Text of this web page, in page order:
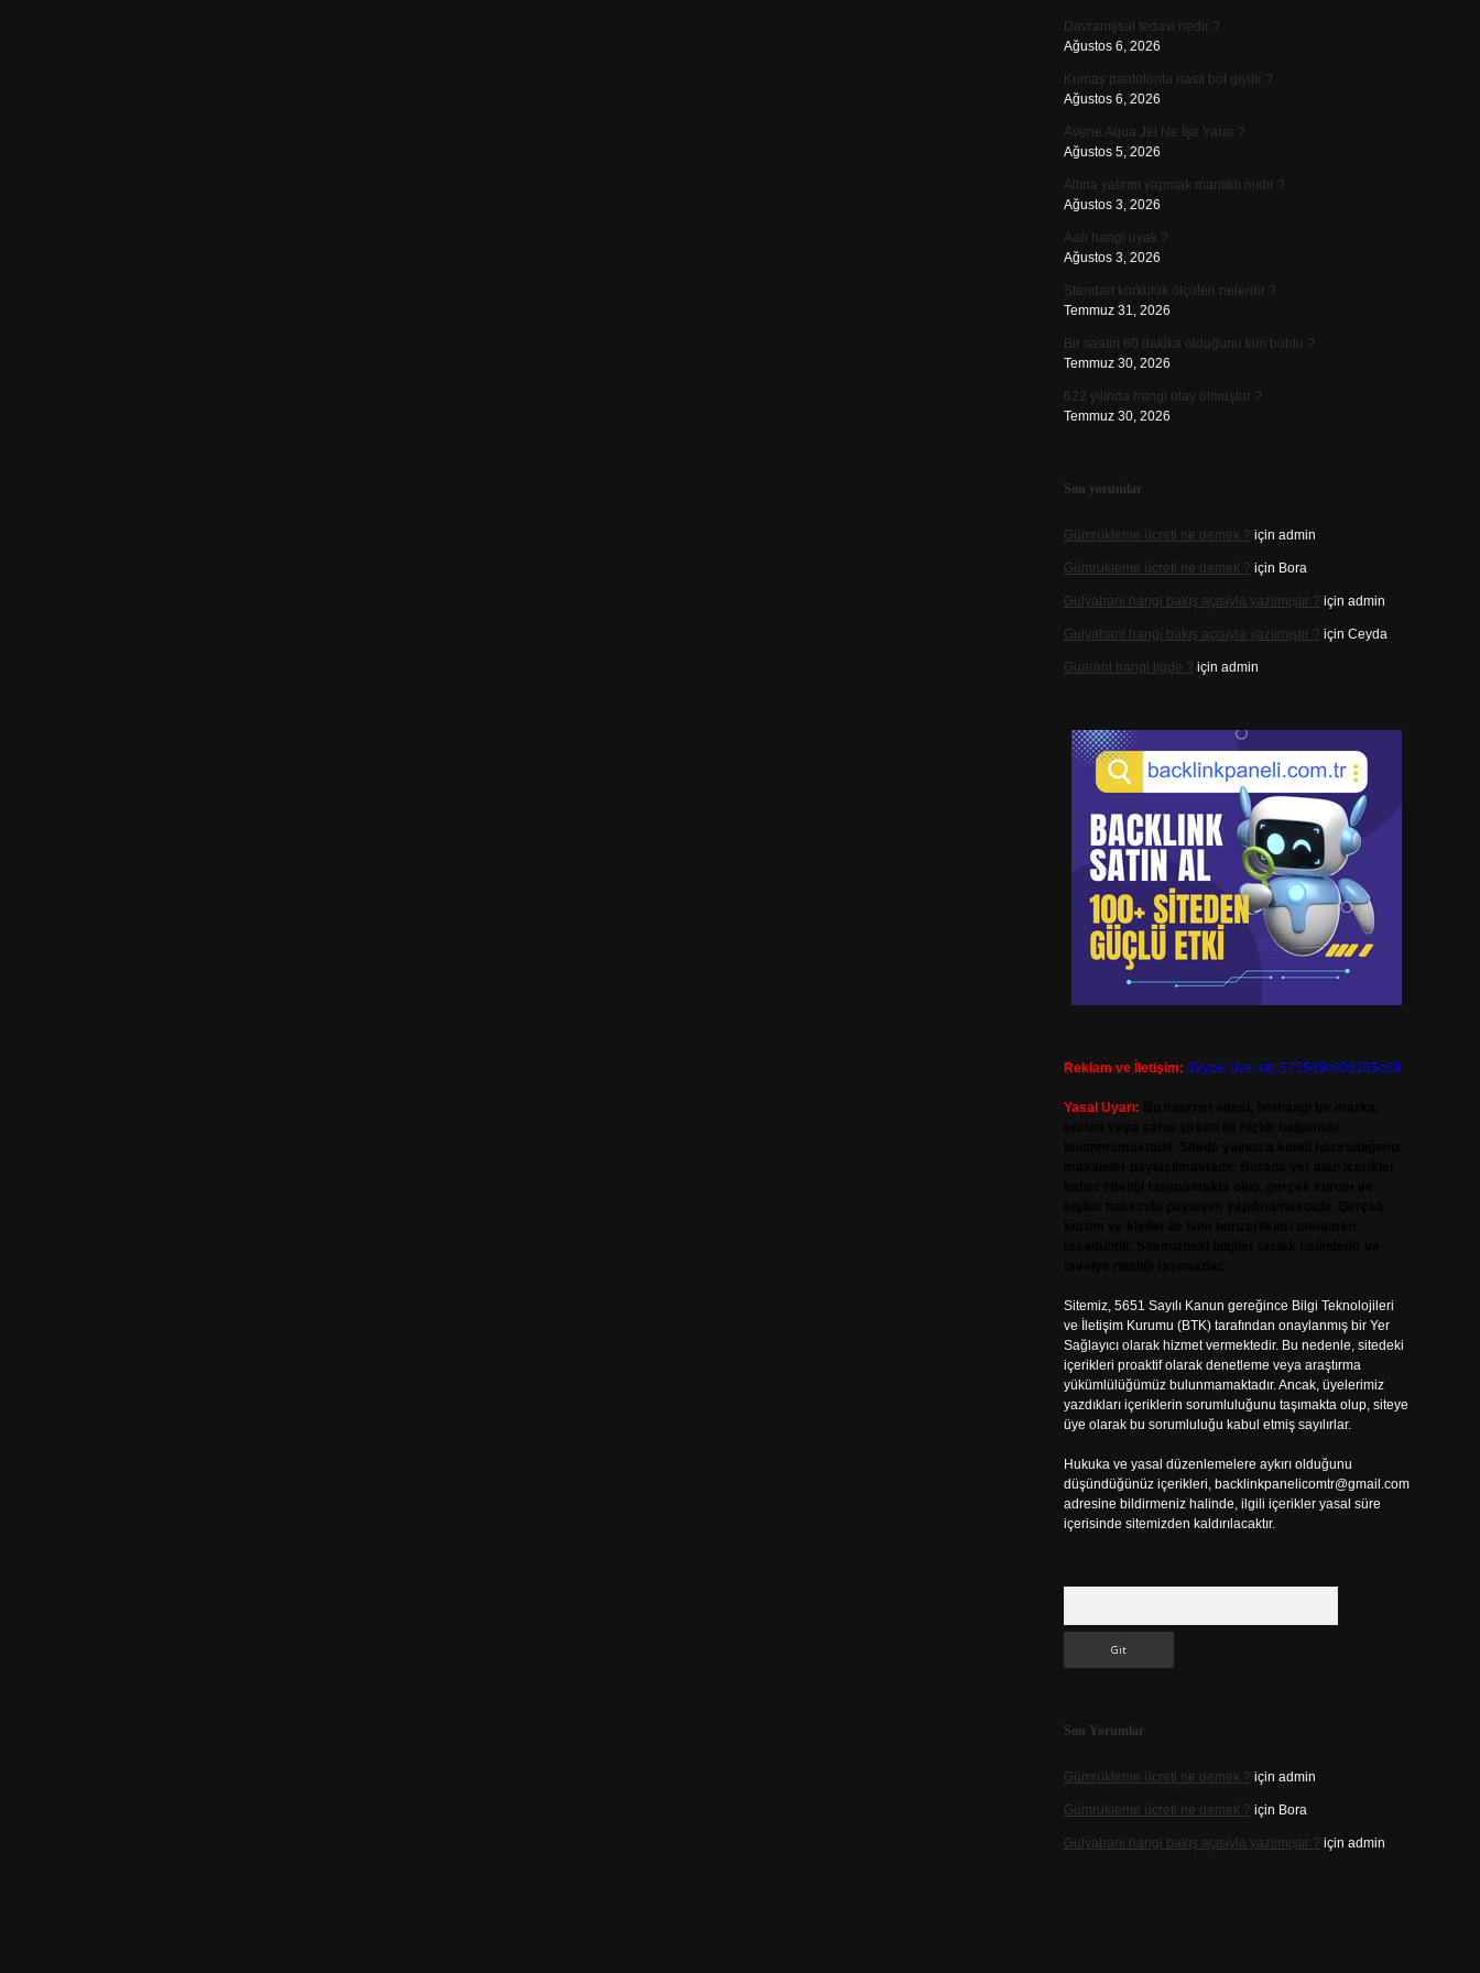
Davranışsal tedavi nedir ?
Ağustos 6, 2026
Kumaş pantolonla nasıl bot giyilir ?
Ağustos 6, 2026
Avene Aqua Jel Ne İşe Yarar ?
Ağustos 5, 2026
Altına yatırım yapmak mantıklı mıdır ?
Ağustos 3, 2026
Aab hangi uyak ?
Ağustos 3, 2026
Standart korkuluk ölçüleri nelerdir ?
Temmuz 31, 2026
Bir saatin 60 dakika olduğunu kim buldu ?
Temmuz 30, 2026
622 yılında hangi olay olmuştur ?
Temmuz 30, 2026
Son yorumlar
Gümrükleme ücreti ne demek ? için admin
Gümrükleme ücreti ne demek ? için Bora
Gulyabani hangi bakış açısıyla yazılmıştır ? için admin
Gulyabani hangi bakış açısıyla yazılmıştır ? için Ceyda
Guarani hangi ligde ? için admin
Reklam ve İletişim: Skype: live:.cid.575569c608265c69
Yasal Uyarı:
Sitemiz, 5651 Sayılı Kanun gereğince Bilgi Teknolojileri
ve İletişim Kurumu (BTK) tarafından onaylanmış bir Yer
Sağlayıcı olarak hizmet vermektedir. Bu nedenle, sitedeki
içerikleri proaktif olarak denetleme veya araştırma
yükümlülüğümüz bulunmamaktadır. Ancak, üyelerimiz
yazdıkları içeriklerin sorumluluğunu taşımakta olup, siteye
üye olarak bu sorumluluğu kabul etmiş sayılırlar.
Hukuka ve yasal düzenlemelere aykırı olduğunu
düşündüğünüz içerikleri, backlinkpanelicomtr@gmail.com
adresine bildirmeniz halinde, ilgili içerikler yasal süre
içerisinde sitemizden kaldırılacaktır.
Son Yorumlar
Gümrükleme ücreti ne demek ? için admin
Gümrükleme ücreti ne demek ? için Bora
Gulyabani hangi bakış açısıyla yazılmıştır ? için admin